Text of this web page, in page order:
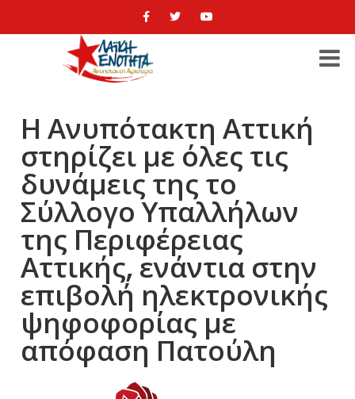
Η Ανυπότακτη Αττική
στηρίζει με όλες τις
δυνάμεις της το
Σύλλογο Υπαλλήλων
της Περιφέρειας
Αττικής, ενάντια στην
επιβολή ηλεκτρονικής
ψηφοφορίας με
απόφαση Πατούλη